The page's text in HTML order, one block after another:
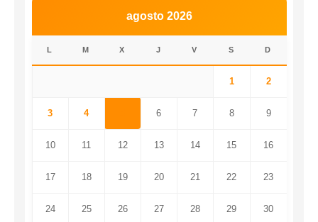
agosto 2026
L M X J V S D
1 2
3 4 6 7 8 9
10 11 12 13 14 15 16
17 18 19 20 21 22 23
24 25 26 27 28 29 30